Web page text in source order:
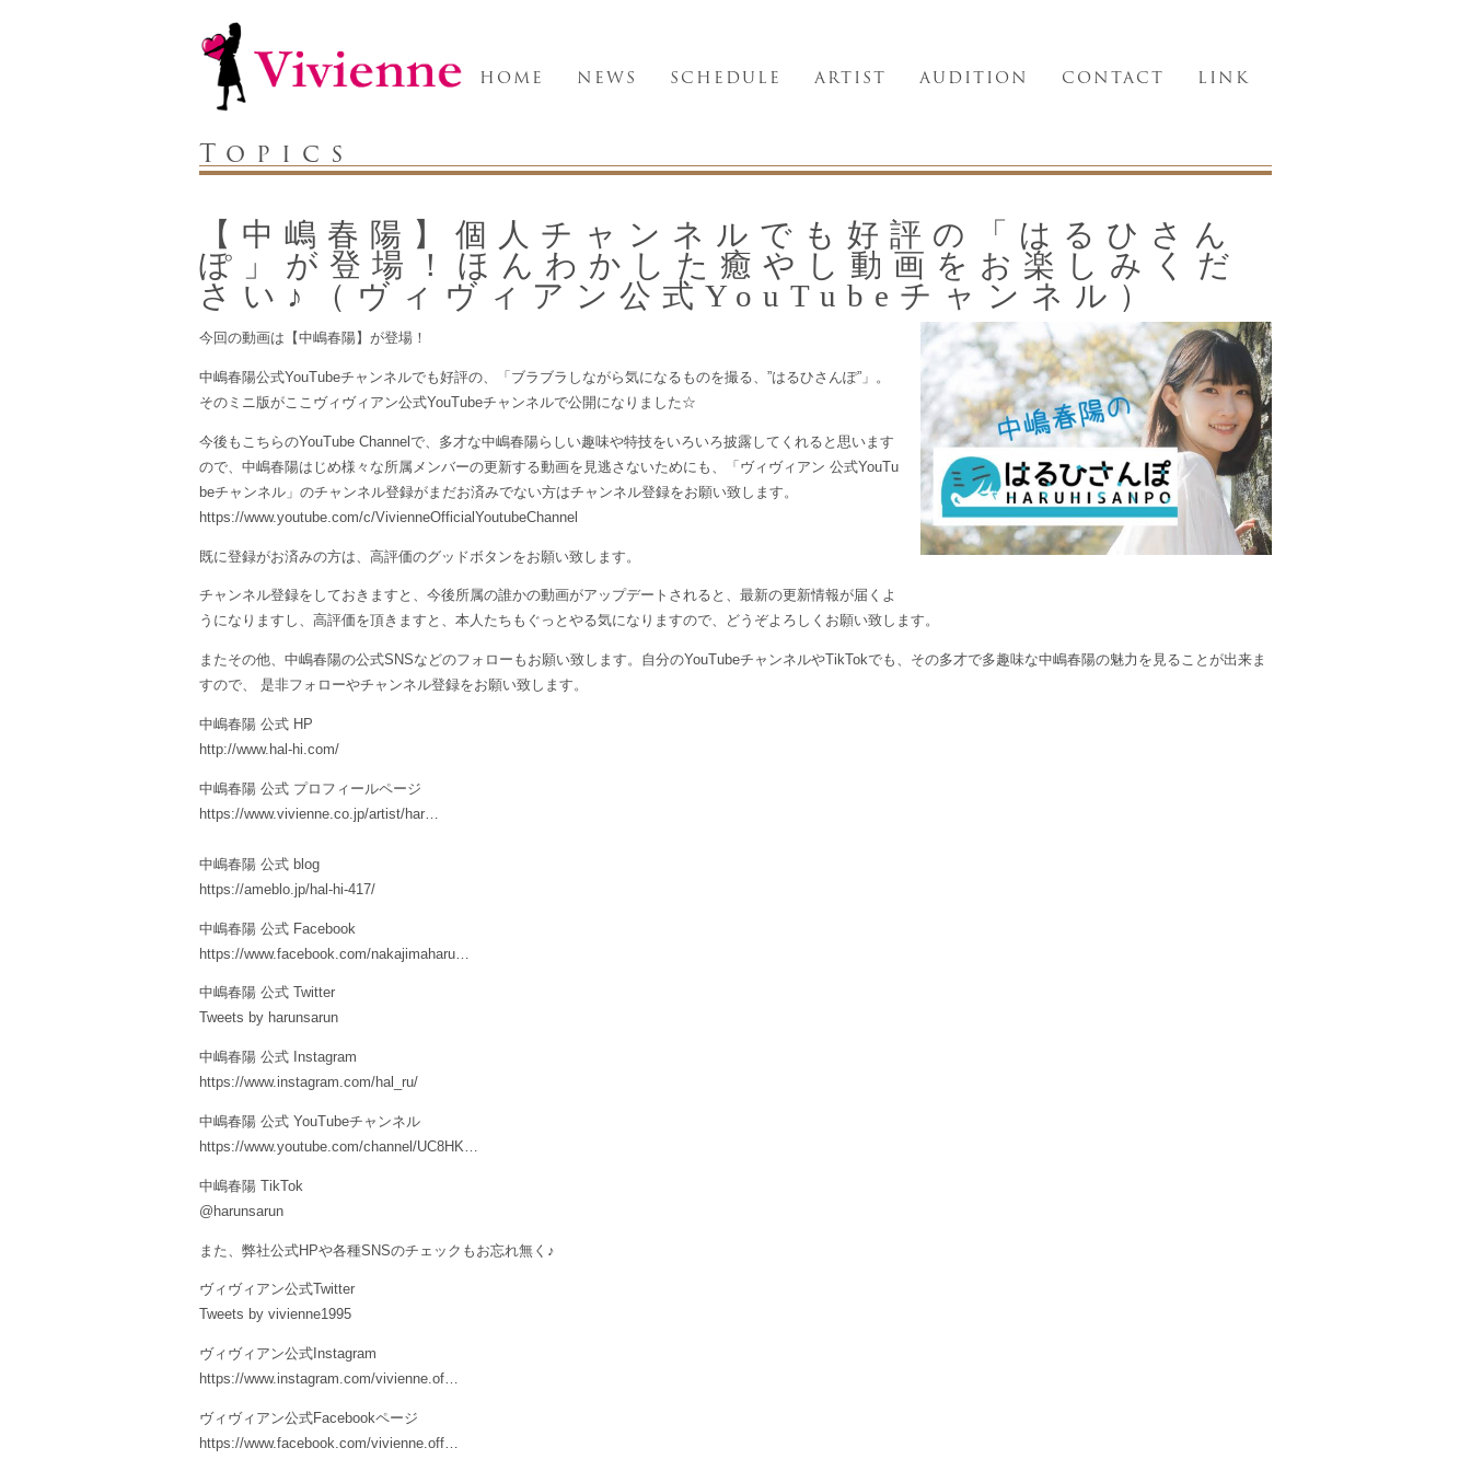
HOME NEWS SCHEDULE ARTIST AUDITION CONTACT LINK
Topics
【中嶋春陽】個人チャンネルでも好評の「はるひさん
ぽ」が登場！ほんわかした癒やし動画をお楽しみくだ
さい♪（ヴィヴィアン公式YouTubeチャンネル）
今回の動画は【中嶋春陽】が登場！
中嶋春陽公式YouTubeチャンネルでも好評の、「ブラブラしながら気になるものを撮る、”はるひさんぽ”」。
そのミニ版がここヴィヴィアン公式YouTubeチャンネルで公開になりました☆
今後もこちらのYouTube Channelで、多才な中嶋春陽らしい趣味や特技をいろいろ披露してくれると思います
ので、中嶋春陽はじめ様々な所属メンバーの更新する動画を見逃さないためにも、「ヴィヴィアン 公式YouTu
beチャンネル」のチャンネル登録がまだお済みでない方はチャンネル登録をお願い致します。
https://www.youtube.com/c/VivienneOfficialYoutubeChannel
既に登録がお済みの方は、高評価のグッドボタンをお願い致します。
チャンネル登録をしておきますと、今後所属の誰かの動画がアップデートされると、最新の更新情報が届くよ
うになりますし、高評価を頂きますと、本人たちもぐっとやる気になりますので、どうぞよろしくお願い致します。
またその他、中嶋春陽の公式SNSなどのフォローもお願い致します。自分のYouTubeチャンネルやTikTokでも、その多才で多趣味な中嶋春陽の魅力を見ることが出来ま
すので、 是非フォローやチャンネル登録をお願い致します。
中嶋春陽 公式 HP
http://www.hal-hi.com/
中嶋春陽 公式 プロフィールページ
https://www.vivienne.co.jp/artist/har…
中嶋春陽 公式 blog
https://ameblo.jp/hal-hi-417/
中嶋春陽 公式 Facebook
https://www.facebook.com/nakajimaharu…
中嶋春陽 公式 Twitter
Tweets by harunsarun
中嶋春陽 公式 Instagram
https://www.instagram.com/hal_ru/
中嶋春陽 公式 YouTubeチャンネル
https://www.youtube.com/channel/UC8HK…
中嶋春陽 TikTok
@harunsarun
また、弊社公式HPや各種SNSのチェックもお忘れ無く♪
ヴィヴィアン公式Twitter
Tweets by vivienne1995
ヴィヴィアン公式Instagram
https://www.instagram.com/vivienne.of…
ヴィヴィアン公式Facebookページ
https://www.facebook.com/vivienne.off…